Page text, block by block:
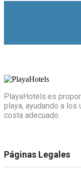
PlayaHotels.es
playa, ayudando a los
costa adecuado.
Páginas Legales